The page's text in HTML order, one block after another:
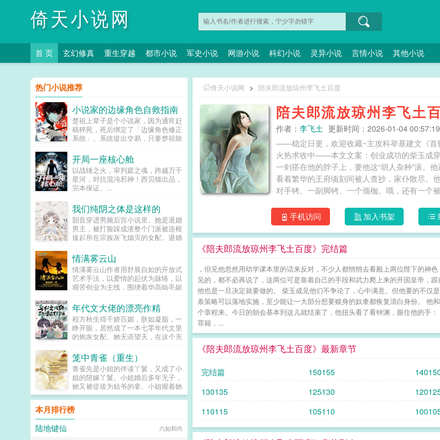
倚天小说网
首 页 玄幻修真 重生穿越 都市小说 军史小说 网游小说 科幻小说 灵异小说 言情小说 其他小说
倚天小说网 > 陪夫郎流放琼州李飞土百度
陪夫郎流放琼州李飞土
作者： 李飞土 更新时间：2026-01-04 00:57:19
——稳定日更，欢迎收藏~主攻科举基建文《首
火热求收中——本文文案：创业成功的柴玉成
一剑搭在他的脖子上，要他这“胡人杂种”滚。
看着繁华的王府顷刻间被人查抄，家仆散尽。
对手铐、一副脚铐、一个颈枷。哦，还有一个
失所。海南一块福地，怎么能让人吃饭都吃
也郁郁寡欢，但柴玉成不灰心。他虽然运气不
他也把债务还清又重新考上大学了呢。制肥
成和钟渊成了琼州真正主事的人。琼州的瓜果
朝，也在他们夫夫的经营下，重回盛世荣光！
超级宠受，受后期腿会好。攻有微量系统金
主攻科举基建文《首辅的猎户夫郎》预收
的楚明安，因为多年考不上秀才投水刚被人救
连考试也不会了。正巧这时盛家村的盛景，那
格又是猎人，二十还未成婚，再不成婚就要被
饭！他愿意啊！那日相见后就魂牵梦绕来着
欺负，盛家汉子和楚明安更是有可能要因为
上秀才、举人，要让盛家人平平安安的，他
的科举之路，就是从吃软饭开始的……他曾去
帝心，一代纯臣，为大文朝开启了长达百年
冷受*攻宠受，受宠攻！受的前后变化会大一点~*少
手机访问 加入书架
《陪夫郎流放琼州李飞土百度》完结篇
，但见他忽然用幼学课本里的话来反对，不少人都悄悄去看殿上两位陛下的神
见的，都不必再说了，这两位可是靠着自己的手段和武力爬上来的开国皇帝，
他也是一旦决定就要做的。 柴玉成见他们不争论了，心中满意。但他要的不仅
条策略可以落地实施，至少能让一大部分想要赎身的奴隶都恢复清白身份。 他
个章程来。今日的朝会基本到这儿就结束了，他扭头看了看钟渊，握住他的手
罪籍，...
《陪夫郎流放琼州李飞土百度》最新章节
完结篇 150155
130135
125130
110115
105110
热门小说推荐
小说家的边缘角色自救指南
楚祖上辈子是个小说家，因为通宵赶
稿猝死，死后绑定了「边缘角色修正
系统」。系统提出交易，只要楚祖能
色，他就能重获新生。楚祖改人设是
吧？老擅长了！第一本读者A你可以
让反派降智，但你最好不要做梦觉得
读者也会降智，很难懂吗？还是读者
A靠靠靠！早说是大佬的局中局中局
声了！！第二本读者B狗塑适可而
止，就算你重复强调五百次他是可爱
狗狗，但我只看到了一只舔狗，还是
不会汪汪叫的那种。还是读者B起猛
里能领养，阿祖！我也要养阿祖！！
第三本读者C作者生活这么不如意，
一定要搞这么五毒俱全的角色？写不
出来东西找个班上吧。还是读者
CMD，祖神，我可真该死啊！第四
的一般，但我改得还行吧？系统你知
道什么叫边缘角色吗？人气大爆角色
算什么边缘角色啊！！！TIPS12100
存稿箱吐章节，偶尔抽空改错字2警
惕祖哥感情牌，他是个狠人3wb短不
注发言时间，精确到秒，有用5是想
简单尝试各种题材的产物，专栏预收
有各个题材，收收菜呗w...
开局一座核心舱
以战锤之火，审判庭之魂，跨越万千
星河，对抗混沌邪神！西贝猫出品，
完本保证。...
我们纯阴之体是这样的
韶音穿进男频后宫小说里。她是退婚
男主，被打脸踩成渣整个门派被连根
拔起所在宗族灰飞烟灭的女配。退婚
清白白的好汉一条，前程光明，未来
无限。但既然他这么记恨N多年后。
龙傲天男主我知道是我配不上你，但
我在你身边鞍前马后了五百年，饭给
你做，衣服给你买，天材地宝为你
情满雾云山
情满雾云山作者用舒展自如的开放式
艺术手法，以爱情的起伏为脉络，以
艰苦创业为主线，围绕着华高灿毛妮
文彬梁仕达丁...
年代文大佬的漂亮作精
程方秋生得千娇百媚，肤如凝脂，一
睁开眼，居然成了一本七零年代文里
的炮灰女配。她无语望天，在这个充
着便宜老公的丰厚工资买买买，顺便
再好好享受宽肩窄腰，冷峻帅气...
笼中青雀（重生）
青雀先是小姐的伴读丫鬟，又成了小
姐的陪嫁丫鬟。小姐婚后多年无子，
她又被提拔为姑爷的妾。小姐握着她
的手说青雀，你信我，将来你的孩子
就是我的孩子，我必不会亏待了你。
青雀信了。她先后生下一女一儿，都
养在小姐膝下。姑爷步步高升，先做
尚书，又做丞相，她的一双儿女日渐
本月排行榜
陆地键仙
六如和尚